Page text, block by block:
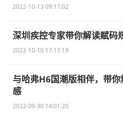
2022-10-13 09:17:02
深圳疾控专家带你解读赋码
2022-10-10 17:17:19
与哈弗H6国潮版相伴，带
感
2022-09-30 14:01:20